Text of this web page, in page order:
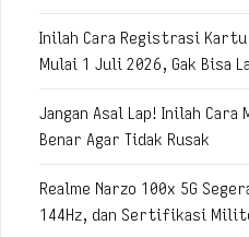
Inilah Cara Registrasi
Mulai 1 Juli 2026, Gak Bisa
Jangan Asal Lap! Inilah Cara
Benar Agar Tidak Rusak
Realme Narzo 100x 5G
144Hz, dan Sertifikasi